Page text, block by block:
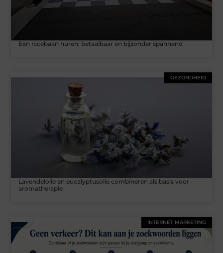
Een racebaan huren: betaalbaar en bijzonder spannend
GEZONDHEID
Lavendelolie en eucalyptusolie combineren als basis voor
aromatherapie
INTERNET MARKETING